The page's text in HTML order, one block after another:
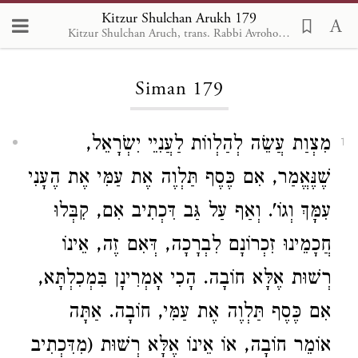
Kitzur Shulchan Arukh 179
Kitzur Shulchan Aruch, trans. Rabbi Avrohom Davis, Metsudah Pub., 1996
Loading...
Siman 179
1
מִצְוַת עֲשֵׂה לְהַלְווֹת לַעֲנִיֵי יִשְֹרָאֵל,
שֶׁנֶּאֱמַר, אִם כֶּסֶף תַּלְוֶה אֶת עַמִּי אֶת הֶעָנִי
עִמָּךְ וְגוֹ'. וְאַף עַל גַּב דִּכְתִיב אִם, קִבְּלוּ
חֲכָמֵינוּ זִכְרוֹנָם לִבְרָכָה, דְּאִם זֶה, אֵינוֹ
רְשׁוּת אֶלָּא חוֹבָה. הָכִי אָמְרִינָן בִּמְכִלְתָּא,
אִם כֶּסֶף תַּלְוֶה אֶת עַמִּי, חוֹבָה. אַתָּה
אוֹמֵר חוֹבָה, אוֹ אֵינוֹ אֶלָּא רְשׁוּת (מִדִּכְתִיב